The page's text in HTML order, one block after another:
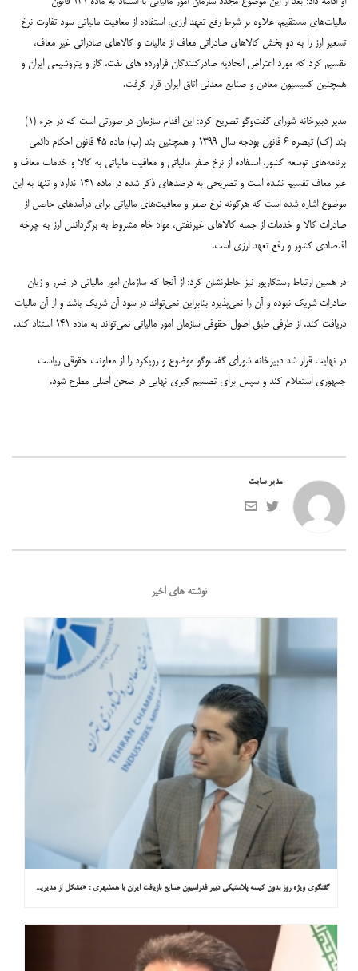
مالیات‌های مستقیم، علاوه بر شرط رفع تعهد ارزی، استفاده از معافیت مالیاتی سود تفاوت نرخ
تسعیر ارز را به دو بخش کالاهای صادراتی معاف از مالیات و کالاهای صادراتی غیر معاف،
تقسیم کرد که مورد اعتراض اتحادیه صادرکنندگان فراورده های نفت، گاز و پتروشیمی ایران و
همچنین کمیسیون معادن و صنایع معدنی اتاق ایران قرار گرفت.
مدیر دبیرخانه شورای گفت‌وگو تصریح کرد: این اقدام سازمان در صورتی است که در جزء (۱)
بند (ک) تبصره ۶ قانون بودجه سال ۱۳۹۹ و همچنین بند (ب) ماده ۴۵ قانون احکام دائمی
برنامه‌های توسعه کشور، استفاده از نرخ صفر مالیاتی و معافیت مالیاتی به کالا و خدمات معاف و
غیر معاف تقسیم نشده است و تصریحی به درصدهای ذکر شده در ماده ۱۴۱ ندارد و تنها به این
موضوع اشاره شده است که هرگونه نرخ صفر و معافیت‌های مالیاتی برای درآمدهای حاصل از
صادرات کالا و خدمات از جمله کالاهای غیرنفتی، مواد خام مشروط به برگرداندن ارز به چرخه
اقتصادی کشور و رفع تعهد ارزی است.
در همین ارتباط رستگارپور نیز خاطرنشان کرد: از آنجا که سازمان امور مالیاتی در ضرر و زیان
صادرات شریک نبوده و آن را نمی‌پذیرد بنابراین نمی‌تواند در سود آن شریک باشد و از آن مالیات
دریافت کند. از طرفی طبق اصول حقوقی سازمان امور مالیاتی نمی‌تواند به ماده ۱۴۱ استناد کند.
در نهایت قرار شد دبیرخانه شورای گفت‌وگو موضوع و رویکرد را از معاونت حقوقی ریاست
جمهوری استعلام کند و سپس برای تصمیم گیری نهایی در صحن اصلی مطرح شود.
مدیر سایت
نوشته های اخیر
گفتگوی ویژه روز بدون کیسه پلاستیکی دبیر فدراسیون صنایع بازیافت ایران با همشهری : «مشکل از مدیریت پسماند پلاستیکی است، نه کیسه پلاستیکی»